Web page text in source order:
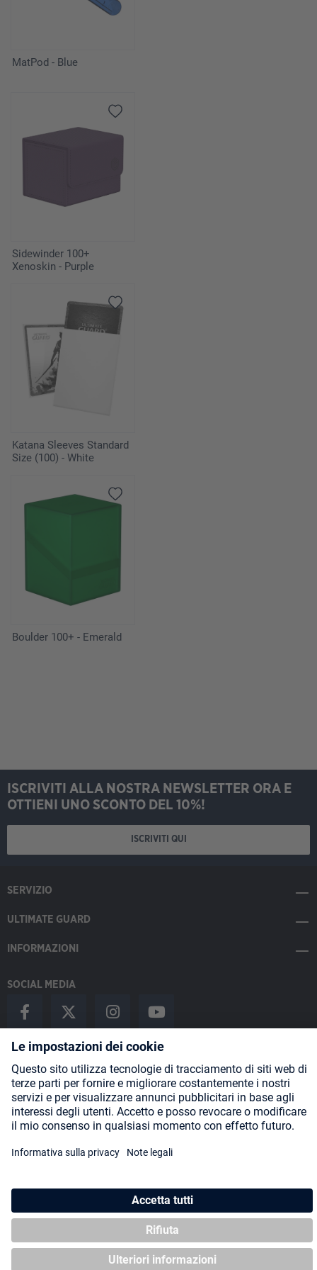
MatPod - Blue
Sidewinder 100+
Xenoskin - Purple
Katana Sleeves Standard
Size (100) - White
Boulder 100+ - Emerald
ISCRIVITI ALLA NOSTRA NEWSLETTER ORA E
OTTIENI UNO SCONTO DEL 10%!
ISCRIVITI QUI
SERVIZIO
ULTIMATE GUARD
INFORMAZIONI
SOCIAL MEDIA
Payment Methods
Shipping
* Tutti i prezzi includono l'IVA piùspese di spedizioneed eventuali
spese di spedizione, se non diversamente indicato.